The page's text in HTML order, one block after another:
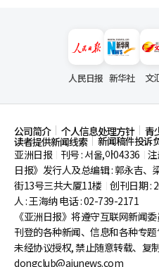
人民日报 新华社 文
公司简介 个人信息处理方针 青
读者提供新闻线索
新闻稿件投诉
亚洲日报
刊号 : 서울,아04336
日报》发行人及总编辑 : 郭永吉、
街13号三共大厦11楼 创刊日期 :
人 : 王海纳 电话 : 02-739-2171
《亚洲日报》将遵守互联网新闻
刊登的各种新闻、信息和各种专题
未经协议授权, 禁止随意转载、复
dongclub@ajunews.com